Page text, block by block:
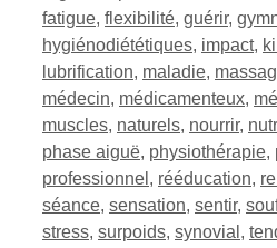
fatigue, flexibilité, guérir,
hygiénodiététiques, impact,
lubrification, maladie,
médecin, médicamenteux,
muscles, naturels, nourrir,
phase aiguë, physiothérapie,
professionnel , rééducation,
séance, sensation, sentir,
stress, surpoids, synovial ,